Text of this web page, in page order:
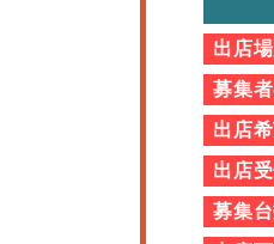
出店
募集
出店
出店
募集